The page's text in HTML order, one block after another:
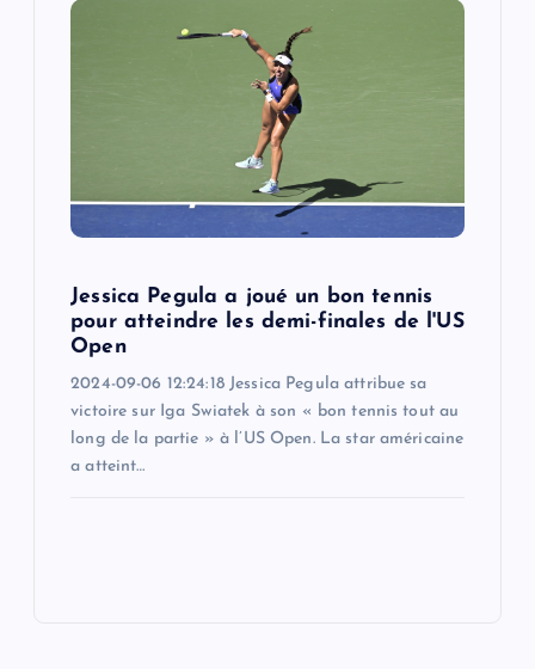
Jessica Pegula a joué un bon tennis
pour atteindre les demi-finales de l'US
Open
2024-09-06 12:24:18 Jessica Pegula attribue sa
victoire sur Iga Swiatek à son « bon tennis tout au
long de la partie » à l’US Open. La star américaine
a atteint…